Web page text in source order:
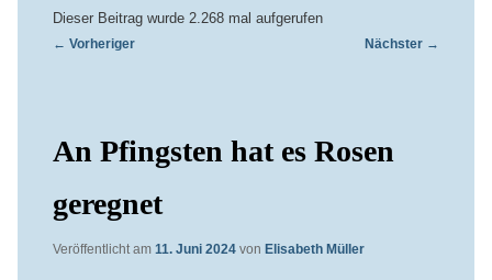
Dieser Beitrag wurde 2.268 mal aufgerufen
Beitragsnavigation
← Vorheriger Nächster →
An Pfingsten hat es Rosen
geregnet
Veröffentlicht am 11. Juni 2024 von Elisabeth Müller